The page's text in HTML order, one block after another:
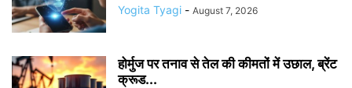
Yogita Tyagi - August 7, 2026
होर्मुज पर तनाव से तेल की कीमतों में उछाल, ब्रेंट
क्रूड...